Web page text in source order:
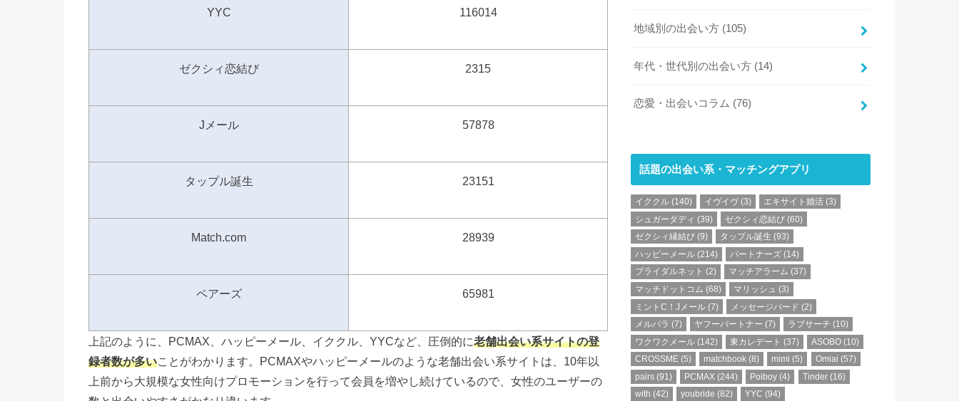
YYC 116014
ゼクシィ恋結び 2315
Jメール 57878
タップル誕生 23151
Match.com 28939
ペアーズ 65981
上記のように、PCMAX、ハッピーメール、イククル、YYCなど、圧倒的に老舗出会い系サイトの登
録者数が多いことがわかります。PCMAXやハッピーメールのような老舗出会い系サイトは、10年以
上前から大規模な女性向けプロモーションを行って会員を増やし続けているので、女性のユーザーの
地域別の出会い方 (105)
年代・世代別の出会い方 (14)
恋愛・出会いコラム (76)
話題の出会い系・マッチングアプリ
イククル (140) イヴイヴ(3) エキサイト婚活 (3)
シュガーダディ (39) ゼクシィ恋結び (60)
ゼクシィ縁結び (9) タップル誕生 (93)
ハッピーメール (214) パートナーズ (14)
ブライダルネット (2) マッチアラーム (37)
マッチドットコム (68) マリッシュ (3)
ミントC！Jメール (7) メッセージバード (2)
メルパラ (7) ヤフーパートナー (7) ラブサーチ (10)
ワクワクメール (142) 東カレデート (37) ASOBO (10)
CROSSME (5) matchbook (8) mimi (5) Omiai (57)
pairs (91) PCMAX (244) Poiboy (4) Tinder(16)
with (42) youbride (82) YYC (94)